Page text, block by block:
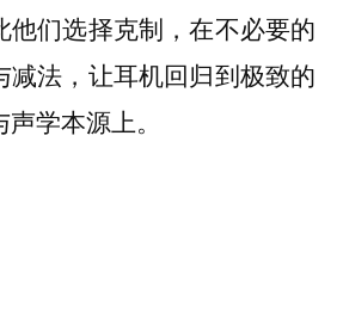
他们选择克制，在不必要的
减法，让耳机回归到极致的
学本源上。